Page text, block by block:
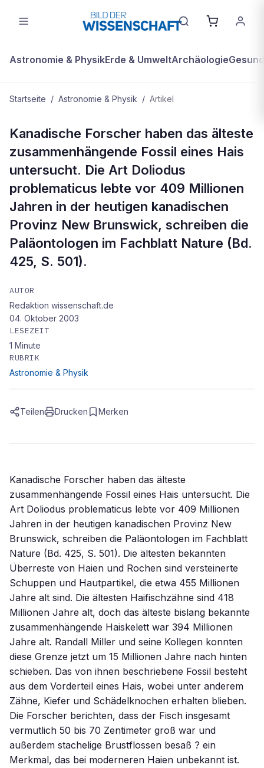
Astronomie & PhysikErde & UmweltArchäologie
Startseite / Astronomie & Physik / Artikel
Vordere Hälfte uralten Haies
untersucht
Kanadische Forscher haben das älteste
zusammenhängende Fossil eines Hais
untersucht. Die Art Doliodus
problematicus lebte vor 409 Millionen
Jahren in der heutigen kanadischen
Provinz New Brunswick, schreiben die
Paläontologen im Fachblatt Nature (Bd.
425, S. 501).
AUTOR
Redaktion wissenschaft.de
04. Oktober 2003
LESEZEIT
1 Minute
RUBRIK
Astronomie & Physik
Teilen Drucken Merken
Kanadische Forscher haben das älteste
zusammenhängende Fossil eines Hais untersucht. Die
Art Doliodus problematicus lebte vor 409 Millionen
Jahren in der heutigen kanadischen Provinz New
Brunswick, schreiben die Paläontologen im Fachblatt
Nature (Bd. 425, S. 501). Die ältesten bekannten
Überreste von Haien und Rochen sind versteinerte
Schuppen und Hautpartikel, die etwa 455 Millionen
Jahre alt sind. Die ältesten Haifischzähne sind 418
Millionen Jahre alt, doch das älteste bislang bekannte
zusammenhängende Haiskelett war 394 Millionen
Jahre alt. Randall Miller und seine Kollegen konnten
diese Grenze jetzt um 15 Millionen Jahre nach hinten
schieben. Das von ihnen beschriebene Fossil besteht
aus dem Vorderteil eines Hais, wobei unter anderem
Zähne, Kiefer und Schädelknochen erhalten blieben.
Die Forscher berichten, dass der Fisch insgesamt
vermutlich 50 bis 70 Zentimeter groß war und
außerdem stachelige Brustflossen besaß ? ein
Merkmal, das bei moderneren Haien unbekannt ist.